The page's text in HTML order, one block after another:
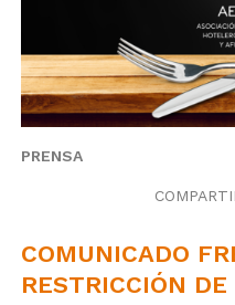
PRENSA
COMUNICADO
RESTRICCIÓN